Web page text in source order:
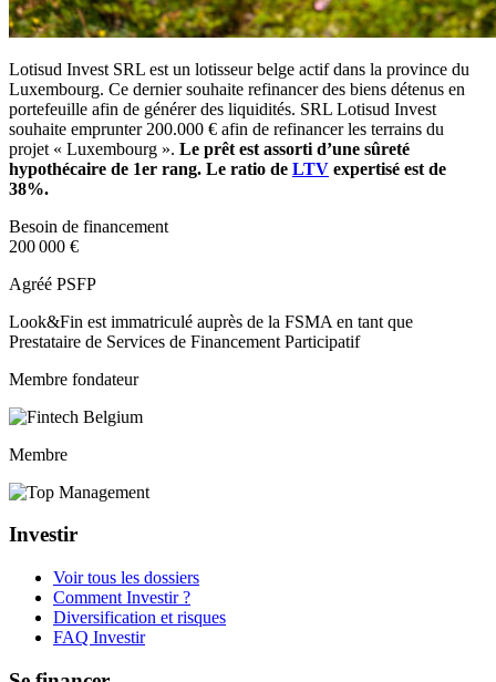
Lotisud Invest SRL est un lotisseur belge actif dans la province du
Luxembourg. Ce dernier souhaite refinancer des biens détenus en
portefeuille afin de générer des liquidités. SRL Lotisud Invest
souhaite emprunter 200.000 € afin de refinancer les terrains du
projet « Luxembourg ». Le prêt est assorti d’une sûreté
hypothécaire de 1er rang. Le ratio de LTV expertisé est de
38%.
Besoin de financement
200 000 €
Agréé PSFP
Look&Fin est immatriculé auprès de la FSMA en tant que
Prestataire de Services de Financement Participatif
Membre fondateur
Membre
Investir
Voir tous les dossiers
Comment Investir ?
Diversification et risques
FAQ Investir